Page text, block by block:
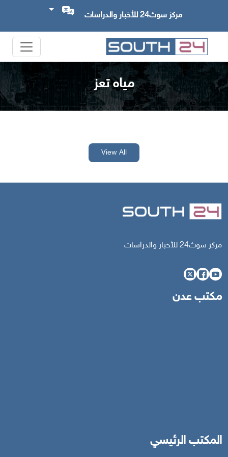
مركز سوث24 للأخبار والدراسات
مياه تعز
View All
مركز سوث24 للأخبار والدراسات
مكتب عدن
المكتب الرئيسي